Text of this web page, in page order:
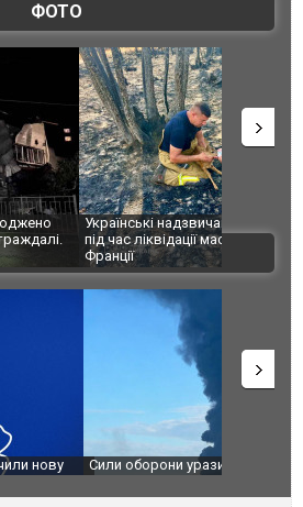
ФОТО
врятували козуленя
масштабної лісової пожежі у
СБУ за
Болгарії
ВІДЕО
Ярославський НПЗ:
Неймар